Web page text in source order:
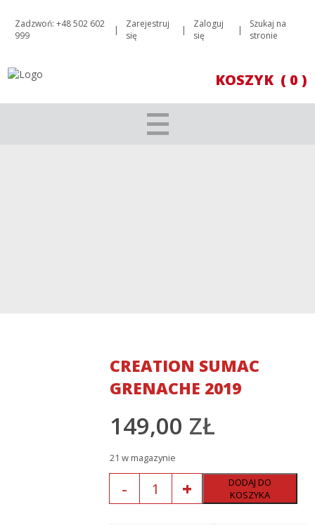
Zadzwoń: +48 502 602
999
|
Zarejestruj
się
|
Zaloguj
się
|
Szukaj na
stronie
KOSZYK ( 0 )
CREATION SUMAC
GRENACHE 2019
149,00 ZŁ
21 w magazynie
DODAJ DO
KOSZYKA